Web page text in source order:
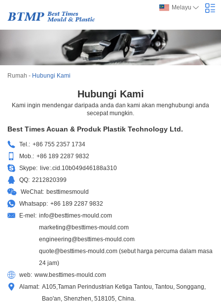
Melayu
Rumah - Hubungi Kami
Hubungi Kami
Kami ingin mendengar daripada anda dan kami akan menghubungi anda
secepat mungkin.
Best Times Acuan & Produk Plastik Technology Ltd.
Tel.: +86 755 2357 1734
Mob.: +86 189 2287 9832
Skype: live:.cid.10b049d46188a310
QQ: 2212820399
WeChat: besttimesmould
Whatsapp: +86 189 2287 9832
E-mel: info@besttimes-mould.com
marketing@besttimes-mould.com
engineering@besttimes-mould.com
quote@besttimes-mould.com (sebut harga percuma dalam masa
24 jam)
web: www.besttimes-mould.com
Alamat: A105,Taman Perindustrian Ketiga Tantou, Tantou, Songgang,
Bao'an, Shenzhen, 518105, China.